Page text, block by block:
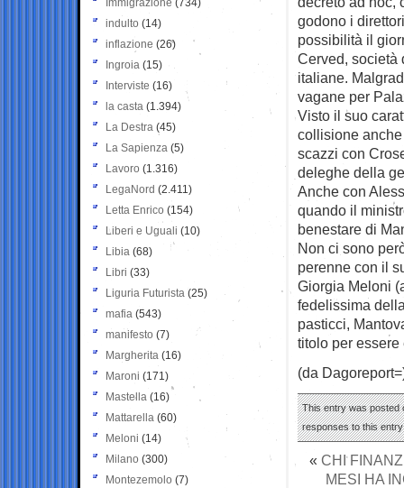
godono i
possibilità il
Cerved, società
italiane.
vagane per
Visto il suo
collisione
scazzi con
deleghe della
Anche con
quando il
benestare di
Non ci sono
perenne con il
Giorgia Meloni
fedelissima
pasticci,
titolo per
(da
This entry was posted
responses to this
« CHI
MESI HA
Immigrazione (734)
indulto (14)
inflazione (26)
Ingroia (15)
Interviste (16)
la casta (1.394)
La Destra (45)
La Sapienza (5)
Lavoro (1.316)
LegaNord (2.411)
Letta Enrico (154)
Liberi e Uguali (10)
Libia (68)
Libri (33)
Liguria Futurista (25)
mafia (543)
manifesto (7)
Margherita (16)
Maroni (171)
Mastella (16)
Mattarella (60)
Meloni (14)
Milano (300)
Montezemolo (7)